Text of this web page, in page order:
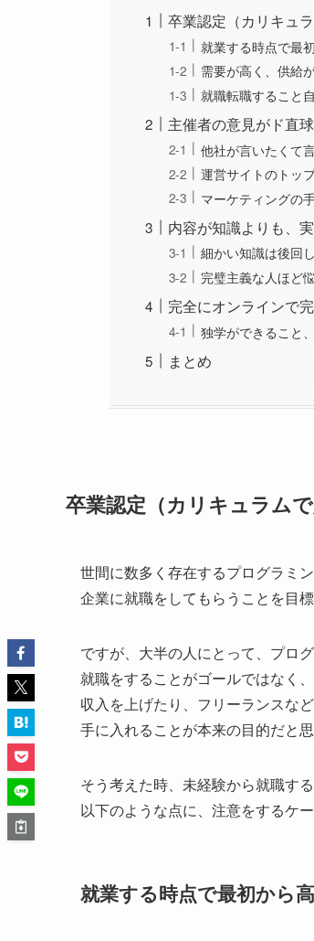
卒業認定（カリキュ
就業する時点で最
需要が高く、供給
就職転職すること
主催者の意見がド直
他社が言いたくて
運営サイトのトッ
マーケティングの
内容が知識よりも、
細かい知識は後回
完璧主義な人ほど
完全にオンラインで
独学ができること
まとめ
卒業認定（カリキュラム
世間に数多く存在するプログラミン
企業に就職をしてもらうことを目標
ですが、大半の人にとって、プロ
就職をすることがゴールではなく
収入を上げたり、フリーランスな
手に入れることが本来の目的だと思
そう考えた時、未経験から就職す
以下のような点に、注意をするケ
就業する時点で最初から